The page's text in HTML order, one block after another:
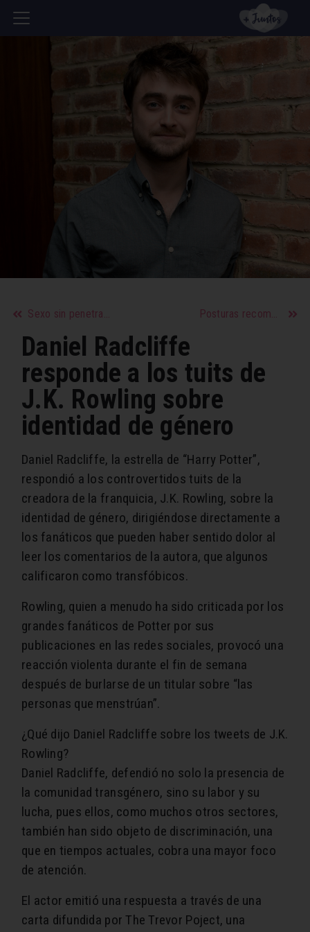
Sexo sin penetración: Cómo llegar al orgasmo Posturas recomendadas para miembros grandes
Daniel Radcliffe
responde a los tuits de
J.K. Rowling sobre
identidad de género
Daniel Radcliffe, la estrella de “Harry Potter”,
respondió a los controvertidos tuits de la
creadora de la franquicia, J.K. Rowling, sobre la
identidad de género, dirigiéndose directamente a
los fanáticos que pueden haber sentido dolor al
leer los comentarios de la autora, que algunos
calificaron como transfóbicos.
Rowling, quien a menudo ha sido criticada por los
grandes fanáticos de Potter por sus
publicaciones en las redes sociales, provocó una
reacción violenta durante el fin de semana
después de burlarse de un titular sobre “las
personas que menstrúan”.
¿Qué dijo Daniel Radcliffe sobre los tweets de J.K.
Rowling?
Daniel Radcliffe, defendió no solo la presencia de
la comunidad transgénero, sino su labor y su
lucha, pues ellos, como muchos otros sectores,
también han sido objeto de discriminación, una
que en tiempos actuales, cobra una mayor foco
de atención.
El actor emitió una respuesta a través de una
carta difundida por The Trevor Poject, una